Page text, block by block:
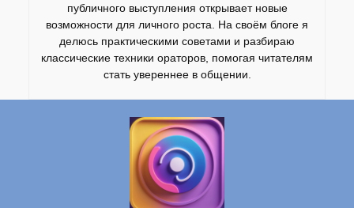
публичного выступления открывает новые
возможности для личного роста. На своём блоге я
делюсь практическими советами и разбираю
классические техники ораторов, помогая читателям
стать увереннее в общении.